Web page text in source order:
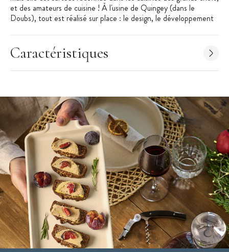
et des amateurs de cuisine ! À l'usine de Quingey (dans le
Doubs), tout est réalisé sur place : le design, le développement
comtoise, les moulins Peugeot sont exportés à travers le monde
vers plus de 80 pays !
Caractéristiques Moulin à Sel Oléron:
Associé au Moulin à Poivre Oléron 14 cm Transparent-
Chocolat Peugeot
Hauteur : 14 cm
Gamme : Oléron
Spécificité : mécanisme Zirlion pour sel glace
Fonctionnement : Manuel
Matériel : Acryl - Bois de hêtre
Mécanisme : Garanti à vie !
Couleur : Bois Naturel et Transparent
Marque : Peugeot
Fabriqué en France
Caractéristiques